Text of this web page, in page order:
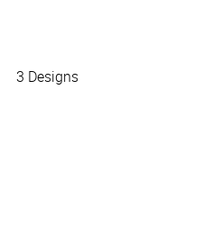
3 Designs